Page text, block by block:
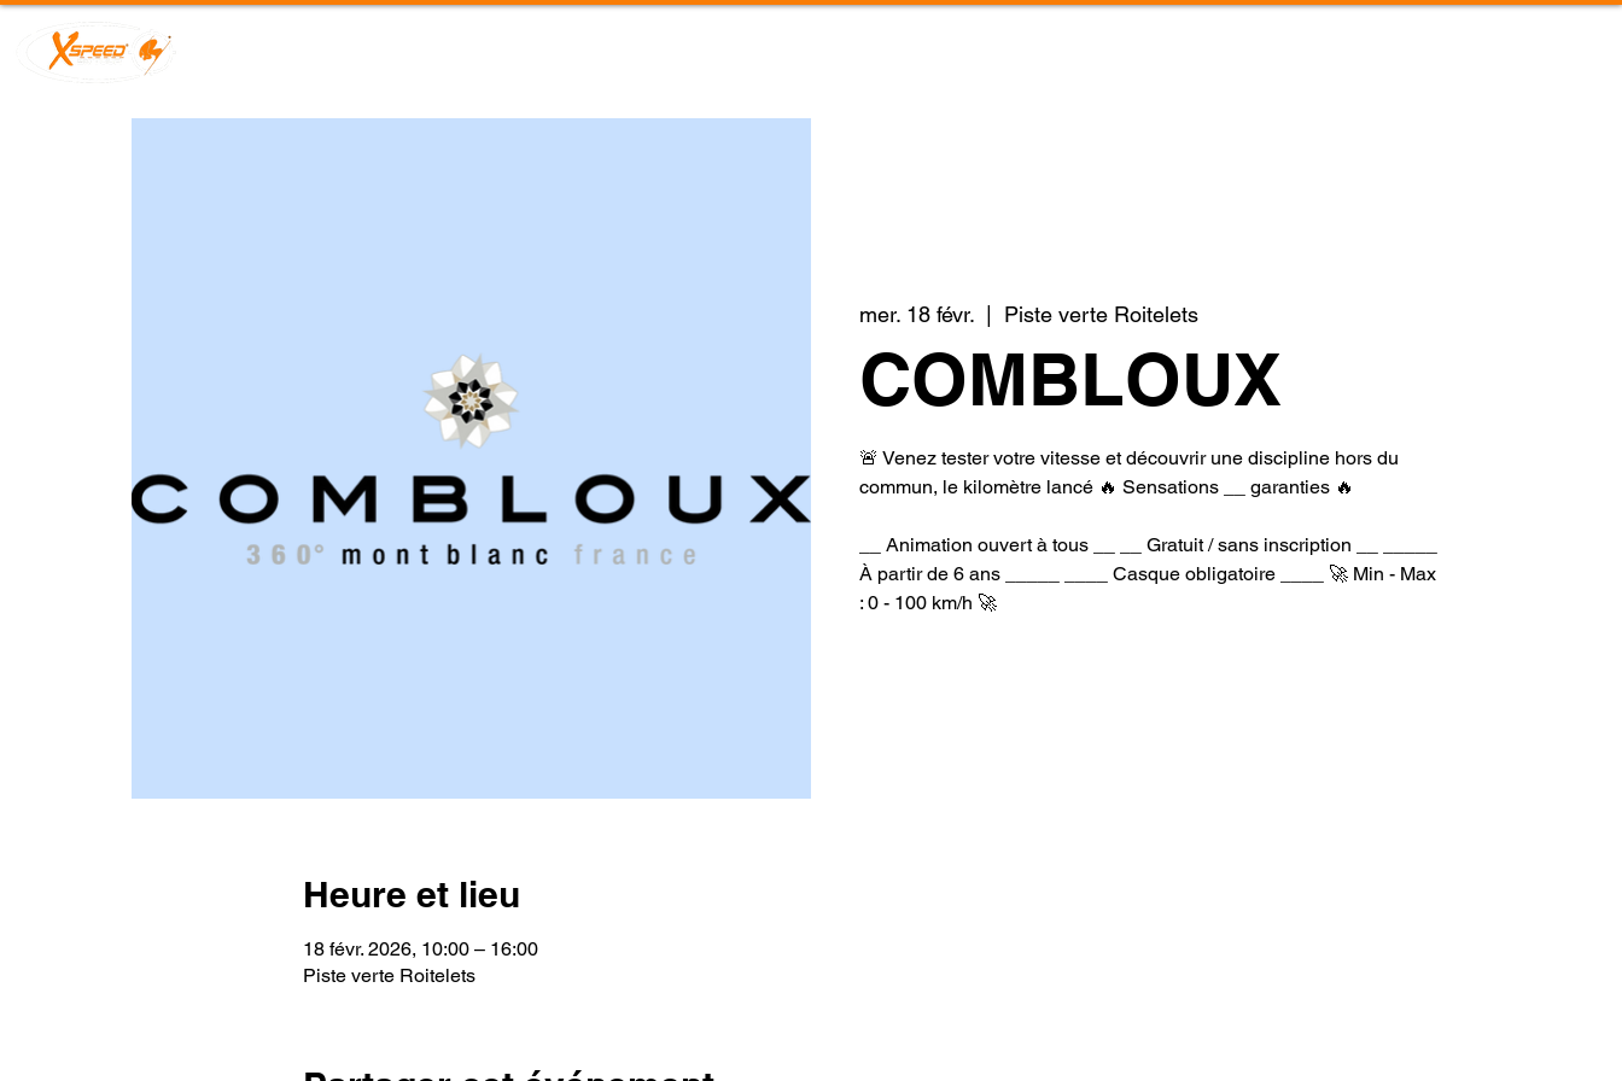
mer. 18 févr.
  |
Piste verte Roitelets
COMBLOUX
🚨 Venez tester votre vitesse et découvrir une discipline hors du
commun, le kilomètre lancé 🔥 Sensations __ garanties 🔥
__ Animation ouvert à tous __ __ Gratuit / sans inscription __ _____
À partir de 6 ans _____ ____ Casque obligatoire ____ 🚀 Min - Max
: 0 - 100 km/h 🚀
Heure et lieu
18 févr. 2026, 10:00 – 16:00
Piste verte Roitelets